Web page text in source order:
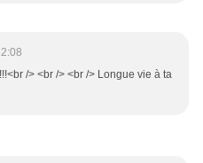
/> <br /> <br /> Longue vie à ta